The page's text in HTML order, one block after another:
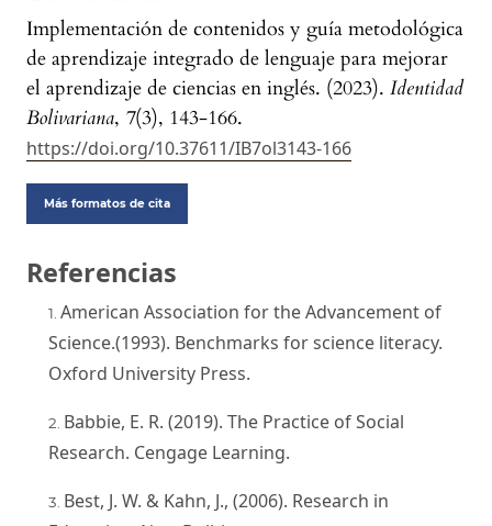
Implementación de contenidos y guía metodológica
de aprendizaje integrado de lenguaje para mejorar
el aprendizaje de ciencias en inglés. (2023). Identidad
Bolivariana, 7(3), 143-166.
https://doi.org/10.37611/IB7ol3143-166
Más formatos de cita
Referencias
American Association for the Advancement of
Science.(1993). Benchmarks for science literacy.
Oxford University Press.
Babbie, E. R. (2019). The Practice of Social
Research. Cengage Learning.
Best, J. W. & Kahn, J., (2006). Research in